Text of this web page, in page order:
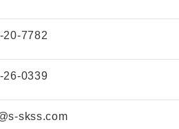
20-7782
26-0339
skss.com